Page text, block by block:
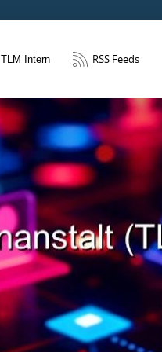
TLM Intern RSS Feeds